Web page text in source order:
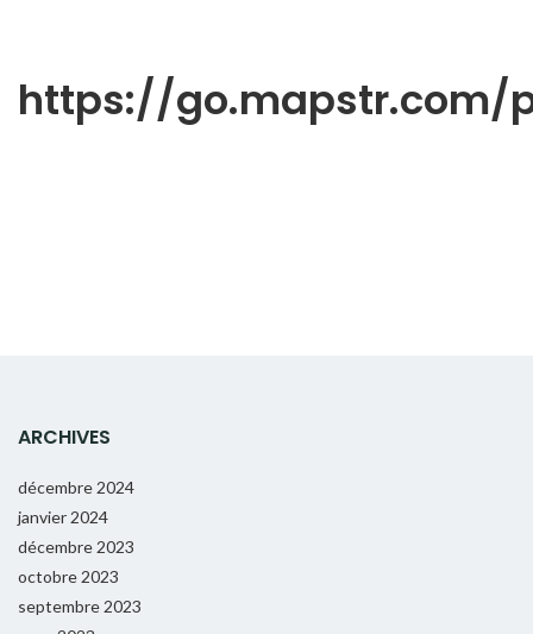
https://go.mapstr.com/
ARCHIVES
décembre 2024
janvier 2024
décembre 2023
octobre 2023
septembre 2023